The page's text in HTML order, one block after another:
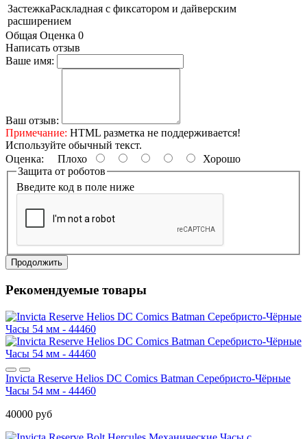
ЗастежкаРаскладная с фиксатором и дайверским
расширением
Общая Оценка 0
Написать отзыв
Ваше имя:
Ваш отзыв:
Примечание: HTML разметка не поддерживается!
Используйте обычный текст.
Оценка: Плохо
Хорошо
Защита от роботов
Введите код в поле ниже
Продолжить
Рекомендуемые товары
Invicta Reserve Helios DC Comics Batman Серебристо-Чёрные
Часы 54 мм - 44460
40000 руб